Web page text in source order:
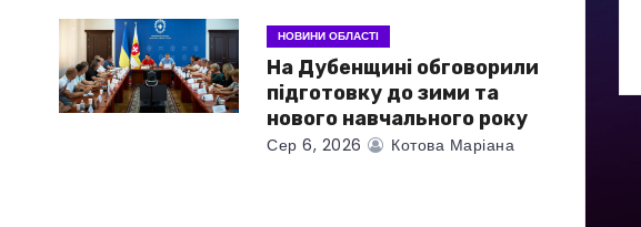
НОВИНИ ОБЛАСТІ
На Дубенщині обговорили
підготовку до зими та
нового навчального року
Сер 6, 2026 Котова Маріана